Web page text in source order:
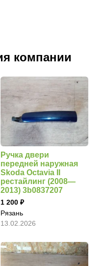
компании
Ручка двери
передней наружная
Skoda Octavia II
рестайлинг (2008—
2013) 3b0837207
1 200
Рязань
13.02.2026